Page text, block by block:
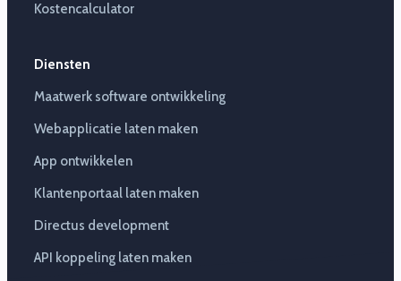
Kostencalculator
Diensten
Maatwerk software ontwikkeling
Webapplicatie laten maken
App ontwikkelen
Klantenportaal laten maken
Directus development
API koppeling laten maken